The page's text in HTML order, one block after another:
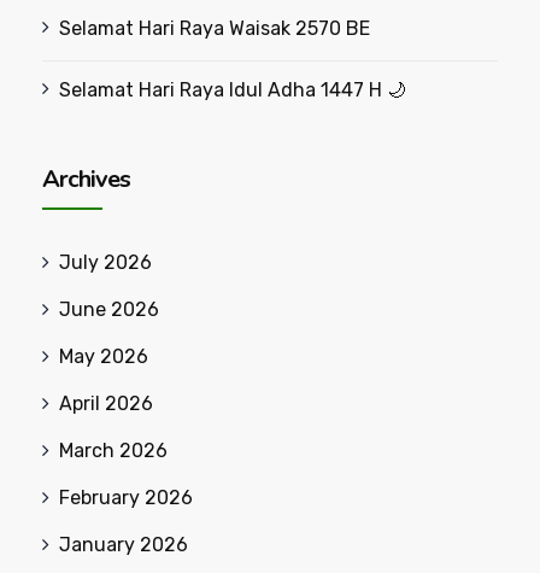
Selamat Hari Raya Waisak 2570 BE
Selamat Hari Raya Idul Adha 1447 H 🌙
Archives
July 2026
June 2026
May 2026
April 2026
March 2026
February 2026
January 2026